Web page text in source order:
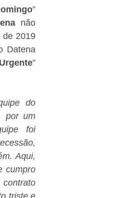
”
não
de 2019
Datena
”
do
por um
foi
Aqui,
cumpro
triste e